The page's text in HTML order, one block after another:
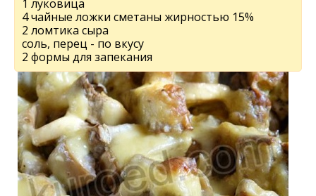
1 луковица
4 чайные ложки сметаны жирностью 15%
2 ломтика сыра
соль, перец - по вкусу
2 формы для запекания